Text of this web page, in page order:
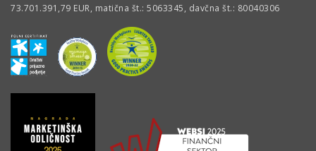
73.701.391,79 EUR, matična št.: 5063345, davčna št.: 80040306